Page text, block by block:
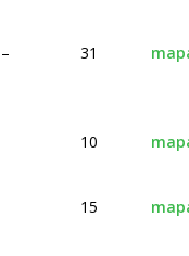
– 31
10
15